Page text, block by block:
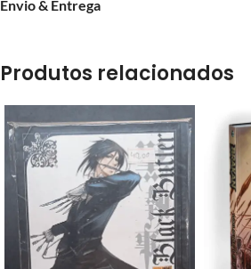
Envio & Entrega
Produtos relacionados